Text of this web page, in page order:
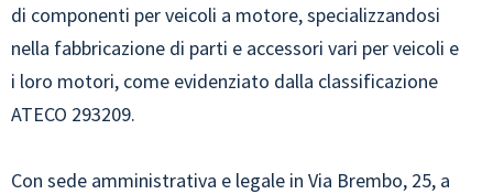
di componenti per veicoli a motore, specializzandosi
nella fabbricazione di parti e accessori vari per veicoli e
i loro motori, come evidenziato dalla classificazione
ATECO 293209.
Con sede amministrativa e legale in Via Brembo, 25, a